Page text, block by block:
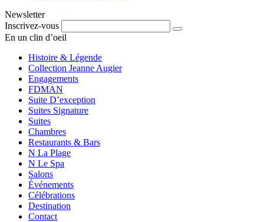
Newsletter
Inscrivez-vous
En un clin d’oeil
Histoire & Légende
Collection Jeanne Augier
Engagements
FDMAN
Suite D’exception
Suites Signature
Suites
Chambres
Restaurants & Bars
N La Plage
N Le Spa
Salons
Événements
Célébrations
Destination
Contact